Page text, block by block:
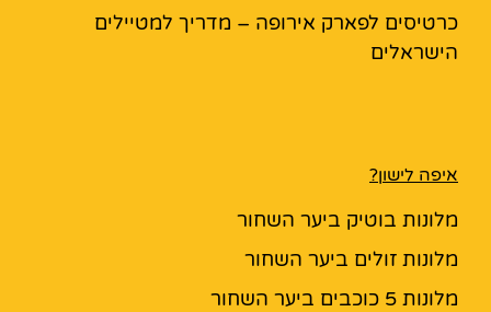
כרטיסים לפארק אירופה – מדריך למטיילים
הישראלים
איפה לישון?
מלונות בוטיק ביער השחור
מלונות זולים ביער השחור
מלונות 5 כוכבים ביער השחור